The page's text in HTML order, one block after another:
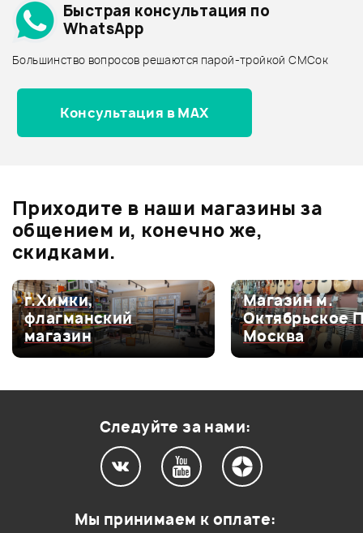
0.0
Оценка5
0
Оценка4
0
Оценка3
0
Архив товаров - дешевле
Архив товаров - дороже
Все товары SCHALLER
Архив товаров - новинки
Быстрая консультация по
WhatsApp
Большинство вопросов решаются парой-тройкой СМСок
Консультация в MAX
Приходите в наши магазины за
общением и, конечно же,
скидками.
г.Химки,
флагманский
магазин
Магазин м.
Октябрьское
Москва
Следуйте за нами:
Мы принимаем к оплате: